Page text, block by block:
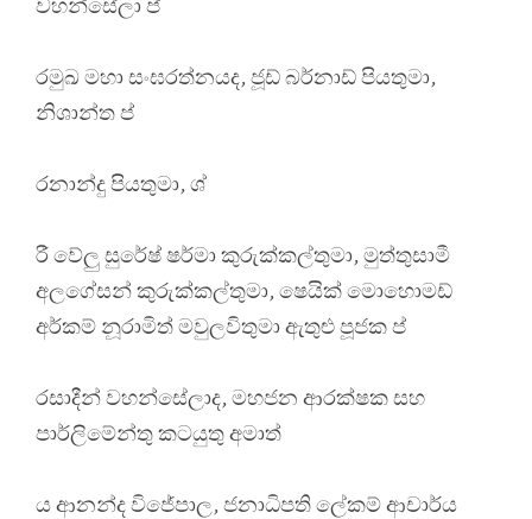
වහන්සේලා ප්
රමුඛ මහා සංඝරත්නයද, ජූඩ් බර්නාඩ් පියතුමා,
නිශාන්ත ප්
රනාන්දු පියතුමා, ශ්
රී වේලු සුරේෂ් ෂර්මා කුරුක්කල්තුමා, මුත්තුසාමී
අලගේසන් කුරුක්කල්තුමා, ෂෙයික් මොහොමඩ්
අර්කම් නූරාමිත් මවුලවිතුමා ඇතුළු පූජක ප්
රසාදීන් වහන්සේලාද, මහජන ආරක්ෂක සහ
පාර්ලිමේන්තු කටයුතු අමාත්
ය ආනන්ද විජේපාල, ජනාධිපති ලේකම් ආචාර්ය